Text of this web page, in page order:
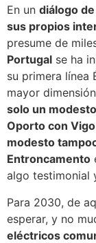
En un diálogo
sus propios
presume de
Portugal se ha
su primera línea
mayor
solo un
Oporto con
modesto
Entroncamento
algo testimonial
Para 2030, de
esperar, y no
eléctricos